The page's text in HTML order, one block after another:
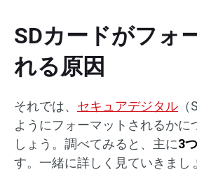
SDカードがフォ
れる原因
それでは、 セキュアデジタル
ようにフォーマットされるかに
しょう。調べてみると、主に3
す。一緒に詳しく見ていきまし